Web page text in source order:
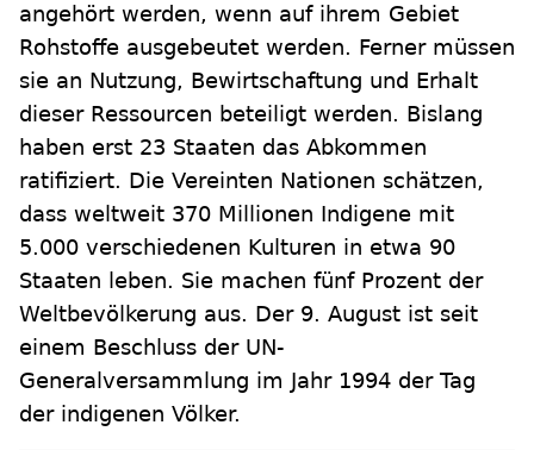
angehört werden, wenn auf ihrem Gebiet
Rohstoffe ausgebeutet werden. Ferner müssen
sie an Nutzung, Bewirtschaftung und Erhalt
dieser Ressourcen beteiligt werden. Bislang
haben erst 23 Staaten das Abkommen
ratifiziert. Die Vereinten Nationen schätzen,
dass weltweit 370 Millionen Indigene mit
5.000 verschiedenen Kulturen in etwa 90
Staaten leben. Sie machen fünf Prozent der
Weltbevölkerung aus. Der 9. August ist seit
einem Beschluss der UN-
Generalversammlung im Jahr 1994 der Tag
der indigenen Völker.